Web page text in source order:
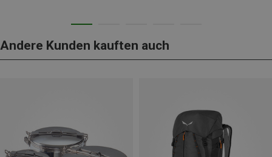
Andere Kunden kauften auch